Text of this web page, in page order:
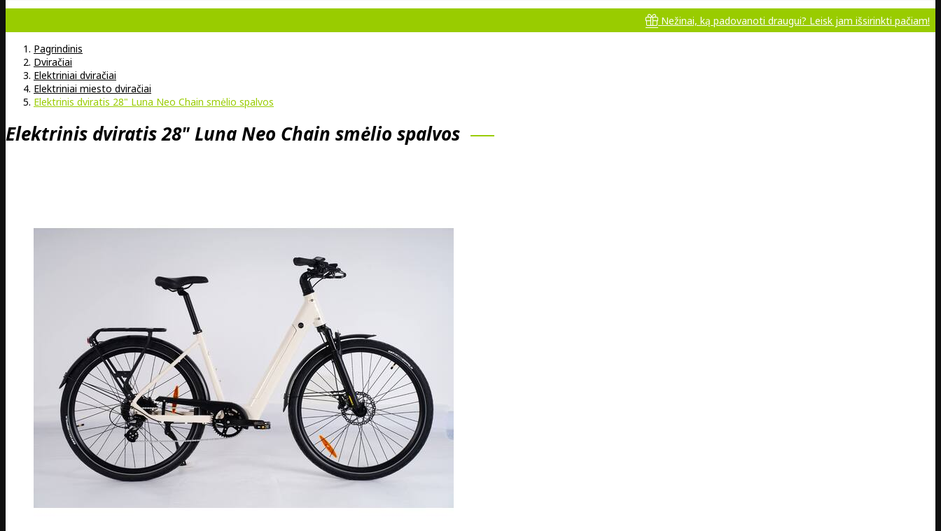
Nežinai, ką padovanoti draugui? Leisk jam išsirinkti pačiam!
Pagrindinis
Dviračiai
Elektriniai dviračiai
Elektriniai miesto dviračiai
Elektrinis dviratis 28" Luna Neo Chain smėlio spalvos
Elektrinis dviratis 28" Luna Neo Chain smėlio spalvos